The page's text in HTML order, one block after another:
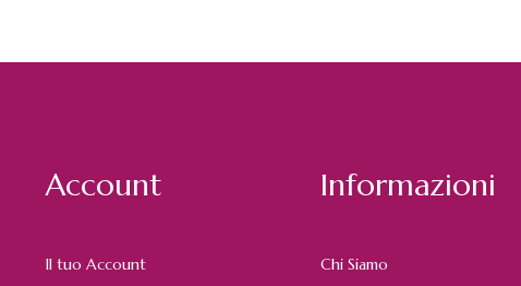
Account
Il tuo Account
Informazioni
Chi Siamo